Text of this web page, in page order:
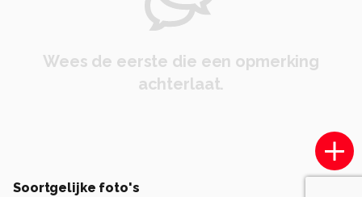
Wees de eerste die een opmerking
achterlaat.
Soortgelijke foto's